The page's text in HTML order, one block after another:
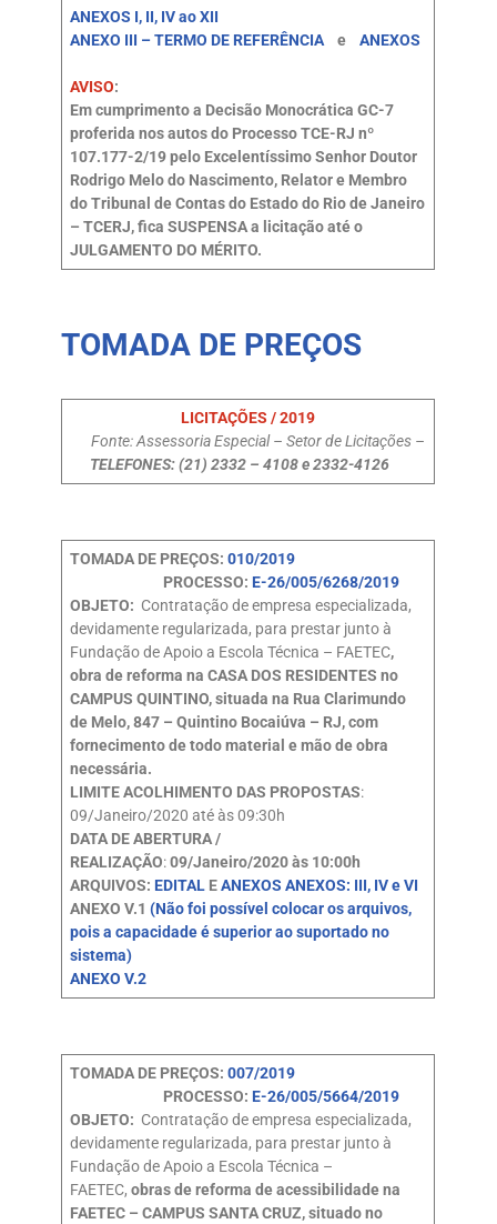
ANEXOS I, II, IV ao XII
ANEXO III – TERMO DE REFERÊNCIAe ANEXOS
AVISO:
Em cumprimento a Decisão Monocrática GC-7
proferida nos autos do Processo TCE-RJ nº
107.177-2/19 pelo Excelentíssimo Senhor Doutor
Rodrigo Melo do Nascimento, Relator e Membro
do Tribunal de Contas do Estado do Rio de Janeiro
– TCERJ, fica SUSPENSA a licitação até o
JULGAMENTO DO MÉRITO.
TOMADA DE PREÇOS
LICITAÇÕES / 2019
Fonte: Assessoria Especial – Setor de Licitações –
TELEFONES: (21) 2332 – 4108 e 2332-4126
TOMADA DE PREÇOS: 010/2019
PROCESSO: E-26/005/6268/2019
OBJETO: Contratação de empresa especializada,
devidamente regularizada, para prestar junto à
Fundação de Apoio a Escola Técnica – FAETEC,
obra de reforma na CASA DOS RESIDENTES no
CAMPUS QUINTINO, situada na Rua Clarimundo
de Melo, 847 – Quintino Bocaiúva – RJ, com
fornecimento de todo material e mão de obra
necessária.
LIMITE ACOLHIMENTO DAS PROPOSTAS:
09/Janeiro/2020 até às 09:30h
DATA DE ABERTURA /
REALIZAÇÃO:09/Janeiro/2020 às 10:00h
ARQUIVOS: EDITALEANEXOS ANEXOS: III, IV e VI
ANEXO V.1 (Não foi possível colocar os arquivos,
pois a capacidade é superior ao suportado no
sistema)
ANEXO V.2
TOMADA DE PREÇOS: 007/2019
PROCESSO: E-26/005/5664/2019
OBJETO: Contratação de empresa especializada,
devidamente regularizada, para prestar junto à
Fundação de Apoio a Escola Técnica –
FAETEC, obras de reforma de acessibilidade na
FAETEC – CAMPUS SANTA CRUZ, situado no